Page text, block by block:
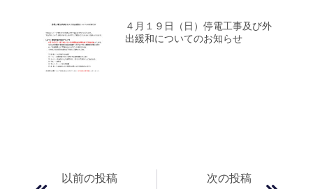
４月１９日（日）停電工事及び外
出緩和についてのお知らせ
以前の投稿 次の投稿